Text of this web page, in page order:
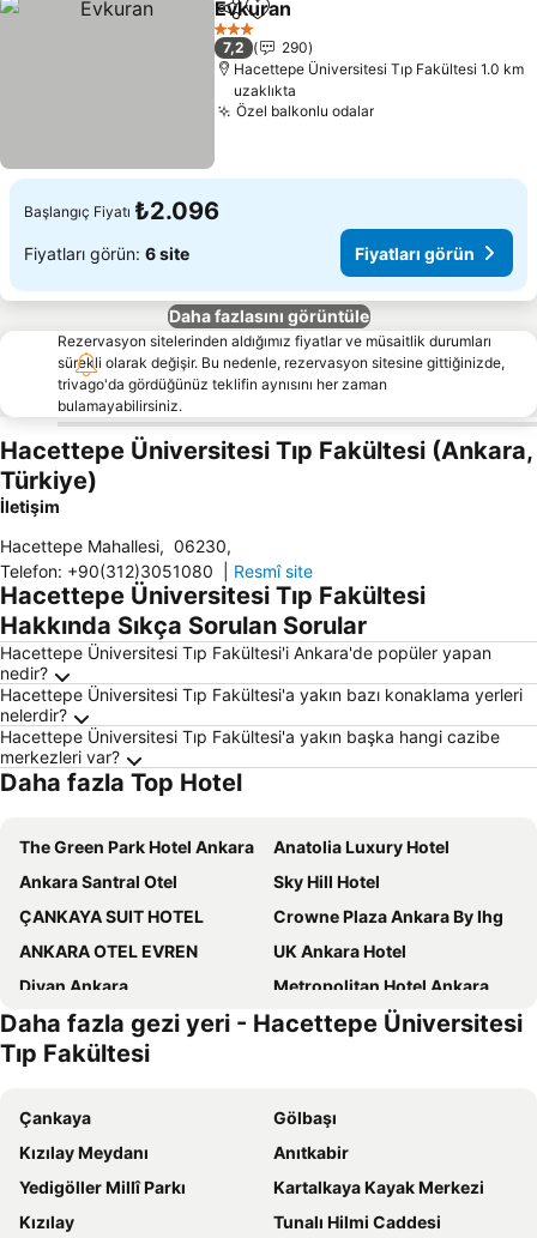
PaylaşFavorilerime ekle
Evkuran
3 Yıldız
7,2
290
Hacettepe Üniversitesi Tıp Fakültesi 1.0 km
uzaklıkta
Özel balkonlu odalar
Başlangıç Fiyatı ₺2.096
Fiyatları görün: 6 site Fiyatları görün
Daha fazlasını görüntüle
Rezervasyon sitelerinden aldığımız fiyatlar ve müsaitlik durumları
sürekli olarak değişir. Bu nedenle, rezervasyon sitesine gittiğinizde,
trivago'da gördüğünüz teklifin aynısını her zaman
bulamayabilirsiniz.
Hacettepe Üniversitesi Tıp Fakültesi (Ankara,
Türkiye)
İletişim
Hacettepe Mahallesi, 06230,
Telefon: +90(312)3051080 Resmî site
Hacettepe Üniversitesi Tıp Fakültesi
Hakkında Sıkça Sorulan Sorular
Hacettepe Üniversitesi Tıp Fakültesi'i Ankara'de popüler yapan
nedir?
Hacettepe Üniversitesi Tıp Fakültesi'a yakın bazı konaklama yerleri
nelerdir?
Hacettepe Üniversitesi Tıp Fakültesi'a yakın başka hangi cazibe
merkezleri var?
Daha fazla Top Hotel
The Green Park Hotel Ankara
Anatolia Luxury Hotel
Ankara Santral Otel
Sky Hill Hotel
ÇANKAYA SUIT HOTEL
Crowne Plaza Ankara By Ihg
ANKARA OTEL EVREN
UK Ankara Hotel
Divan Ankara
Metropolitan Hotel Ankara
ibis Styles Ankara
Ankara HiltonSA
Boreas Hotel, Trademark Collection by Wyndham
Radisson Blu Hotel, Ankara
Hotel Cinnah
Akman Premium Hotel
The Ankara Hotel
Check Inn
JW Marriott Hotel Ankara
Occidental Ankara
Aldino Hotel & Spa
Daha fazla gezi yeri - Hacettepe Üniversitesi
Tıp Fakültesi
Çankaya
Gölbaşı
Kızılay Meydanı
Anıtkabir
Yedigöller Millî Parkı
Kartalkaya Kayak Merkezi
Kızılay
Tunalı Hilmi Caddesi